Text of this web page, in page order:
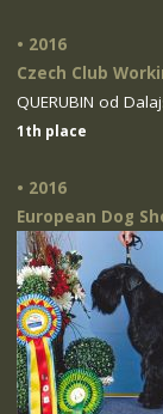
• 2016
Czech Club
QUERUBIN od
1th place
• 2016
European Dog